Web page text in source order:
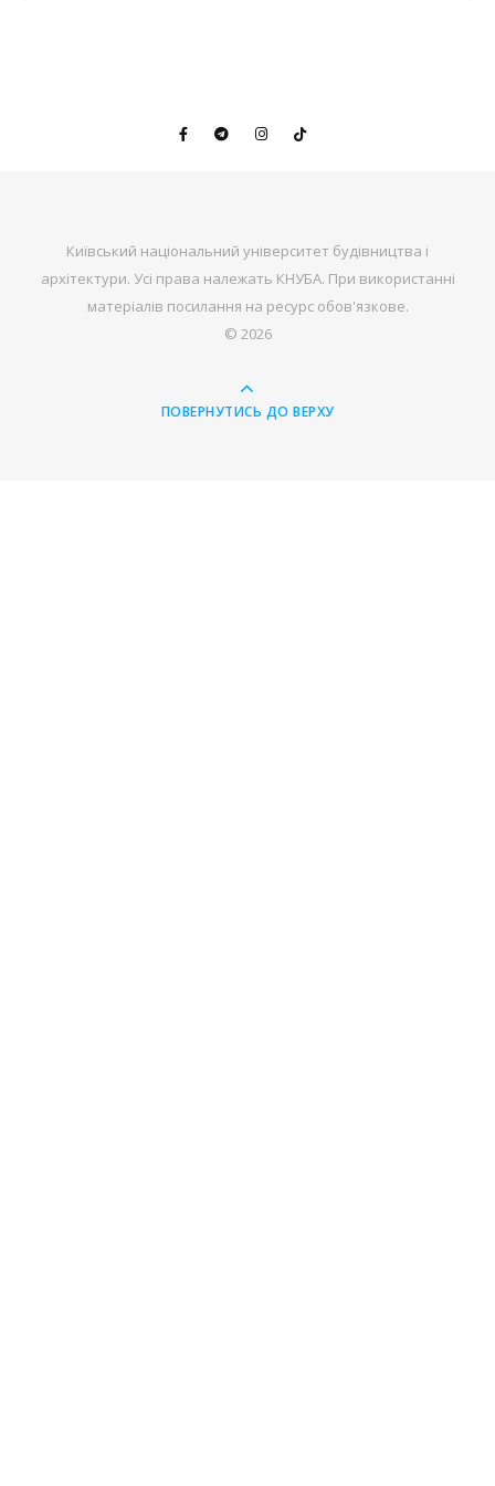
Київський національний університет будівництва і
архітектури. Усі права належать КНУБА. При використанні
матеріалів посилання на ресурс обов'язкове.
© 2026
ПОВЕРНУТИСЬ ДО ВЕРХУ